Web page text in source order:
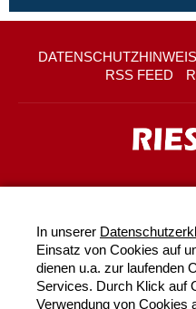
DATENSCHUTZHINWEIS
RSS FEED
In unserer
Einsatz von Cookies auf
dienen u.a. zur laufenden
Services. Durch Klick auf
Verwendung von Cookies